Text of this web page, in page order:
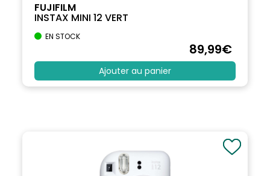
FUJIFILM
INSTAX MINI 12 VERT
EN STOCK
89,99€
Ajouter au panier